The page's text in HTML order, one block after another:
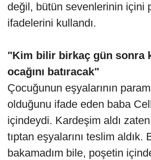
değil, bütün sevenlerinin içini
ifadelerini kullandı.
"Kim bilir birkaç gün sonra
ocağını batıracak"
Çocuğunun eşyalarının
olduğunu ifade eden baba
içindeydi. Kardeşim aldı
tıptan eşyalarını teslim aldık.
bakamadım bile, poşetin